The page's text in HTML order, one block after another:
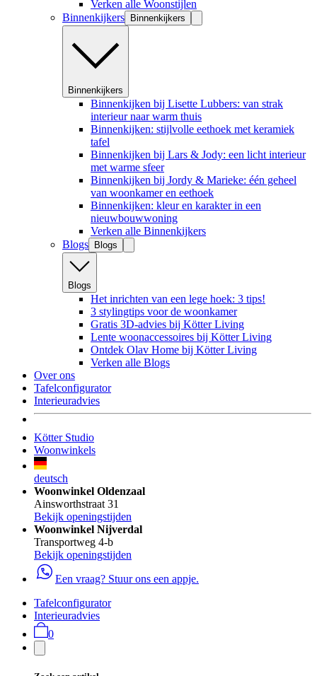
Verken alle Woonstijlen
Binnenkijkers
Binnenkijkers
Binnenkijkers
Binnenkijken bij Lisette Lubbers: van strak
interieur naar warm thuis
Binnenkijken: stijlvolle eethoek met keramiek
tafel
Binnenkijken bij Lars & Jody: een licht interieur
met warme sfeer
Binnenkijken bij Jordy & Marieke: één geheel
van woonkamer en eethoek
Binnenkijken: kleur en karakter in een
nieuwbouwwoning
Verken alle Binnenkijkers
Blogs
Blogs
Blogs
Het inrichten van een lege hoek: 3 tips!
3 stylingtips voor de woonkamer
Gratis 3D-advies bij Kötter Living
Lente woonaccessoires bij Kötter Living
Ontdek Olav Home bij Kötter Living
Verken alle Blogs
Over ons
Tafelconfigurator
Interieuradvies
Kötter Studio
Woonwinkels
deutsch
Woonwinkel Oldenzaal
Ainsworthstraat 31
Bekijk openingstijden
Woonwinkel Nijverdal
Transportweg 4-b
Bekijk openingstijden
Een vraag? Stuur ons een appje.
Tafelconfigurator
Interieuradvies
0